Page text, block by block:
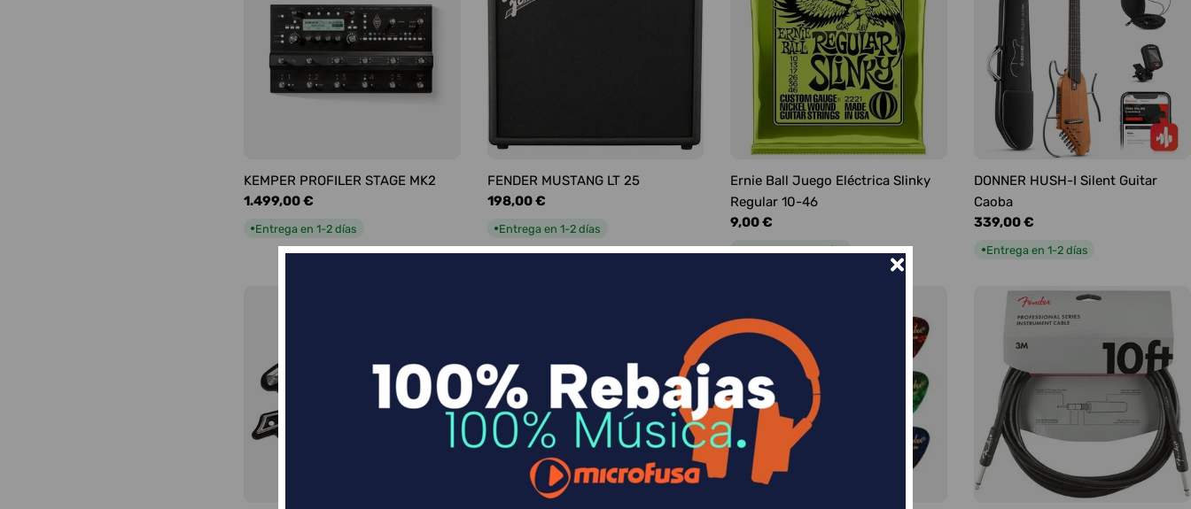
KEMPER PROFILER STAGE MK2
Precio
1.499,00 €
●Entrega en 1-2 días
FENDER MUSTANG LT 25
Precio
198,00 €
●Entrega en 1-2 días
Ernie Ball Juego Eléctrica Slinky
Regular 10-46
Precio
9,00 €
●Entrega en 1-2 días
DONNER HUSH-I Silent Guitar
Caoba
Precio
339,00 €
●Entrega en 1-2 días